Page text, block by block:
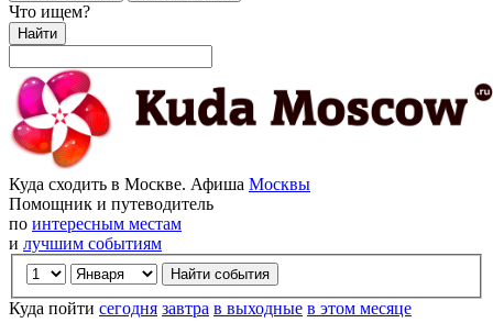
Что ищем?
Найти
Куда сходить в Москве. Афиша Москвы
Помощник и путеводитель
по интересным местам
и лучшим событиям
Куда пойти сегодня завтра в выходные в этом месяце